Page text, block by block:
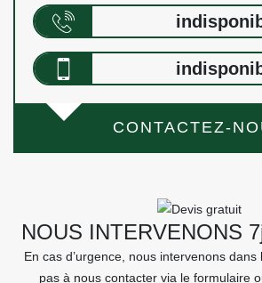
CONTACTEZ-
NOUS INTERVENONS
En cas d’urgence, nous intervenons dans
pas à nous contacter via le formulaire